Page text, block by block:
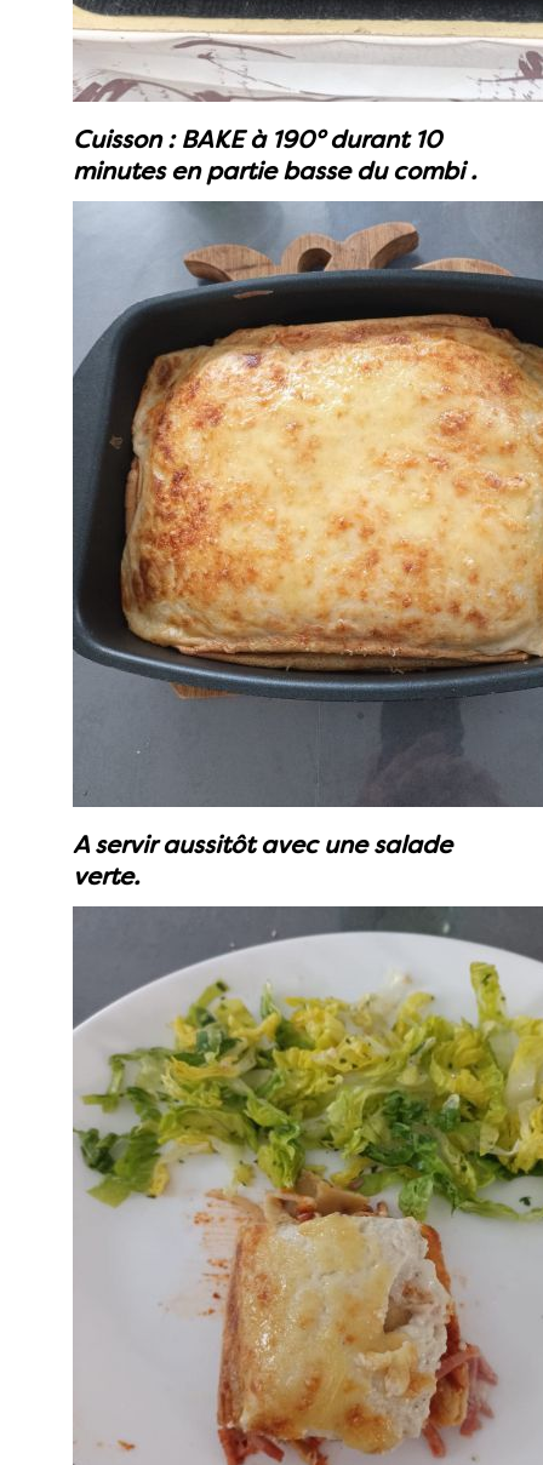
Cuisson : BAKE à 190° durant 10
minutes en partie basse du combi .
A servir aussitôt avec une salade
verte.